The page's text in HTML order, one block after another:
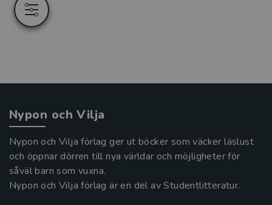
Nypon och Vilja
Nypon och Vilja förlag ger ut böcker som väcker läslust
och öppnar dörren till nya världar och möjligheter för
såväl barn som vuxna.
Nypon och Vilja förlag är en del av Studentlitteratur.